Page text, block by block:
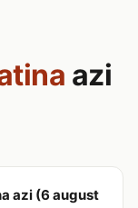
azi
azi (6 august